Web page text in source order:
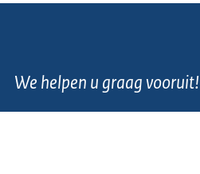
We helpen u graag vooruit!